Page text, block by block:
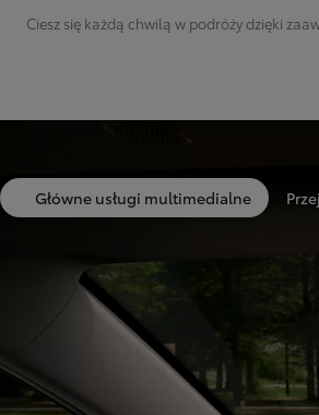
Ciesz się każdą chwilą w podróży dzięki
Główne usługi multimedialne